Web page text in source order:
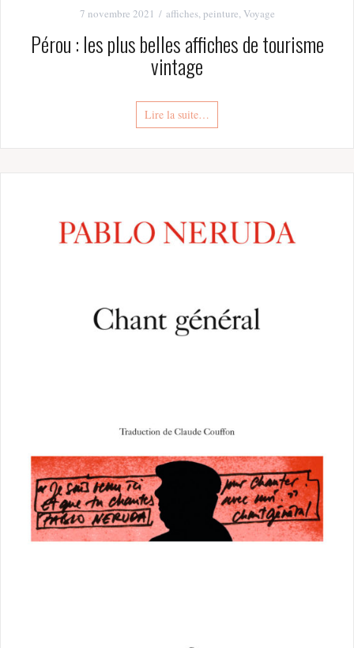
7 novembre 2021 affiches, peinture Voyage
Pérou : les plus belles affiches de tourisme
vintage
Lire la suite…